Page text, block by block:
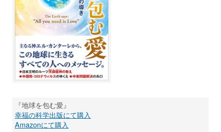
『地球を包む愛』
幸福の科学出版にて購入
Amazonにて購入